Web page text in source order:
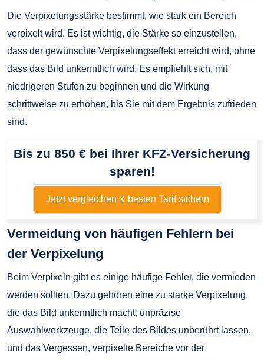
Die Verpixelungsstärke bestimmt, wie stark ein Bereich
verpixelt wird. Es ist wichtig, die Stärke so einzustellen,
dass der gewünschte Verpixelungseffekt erreicht wird, ohne
dass das Bild unkenntlich wird. Es empfiehlt sich, mit
niedrigeren Stufen zu beginnen und die Wirkung
schrittweise zu erhöhen, bis Sie mit dem Ergebnis zufrieden
sind.
Bis zu 850 € bei Ihrer KFZ-Versicherung
sparen!
Jetzt vergleichen & besten Tarif sichern
Vermeidung von häufigen Fehlern bei
der Verpixelung
Beim Verpixeln gibt es einige häufige Fehler, die vermieden
werden sollten. Dazu gehören eine zu starke Verpixelung,
die das Bild unkenntlich macht, unpräzise
Auswahlwerkzeuge, die Teile des Bildes unberührt lassen,
und das Vergessen, verpixelte Bereiche vor der